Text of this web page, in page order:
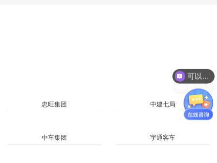
可以介绍下你们的产品么？
你们是怎么收费的呢？
忠旺集团 中建七局
中车集团 宇通客车